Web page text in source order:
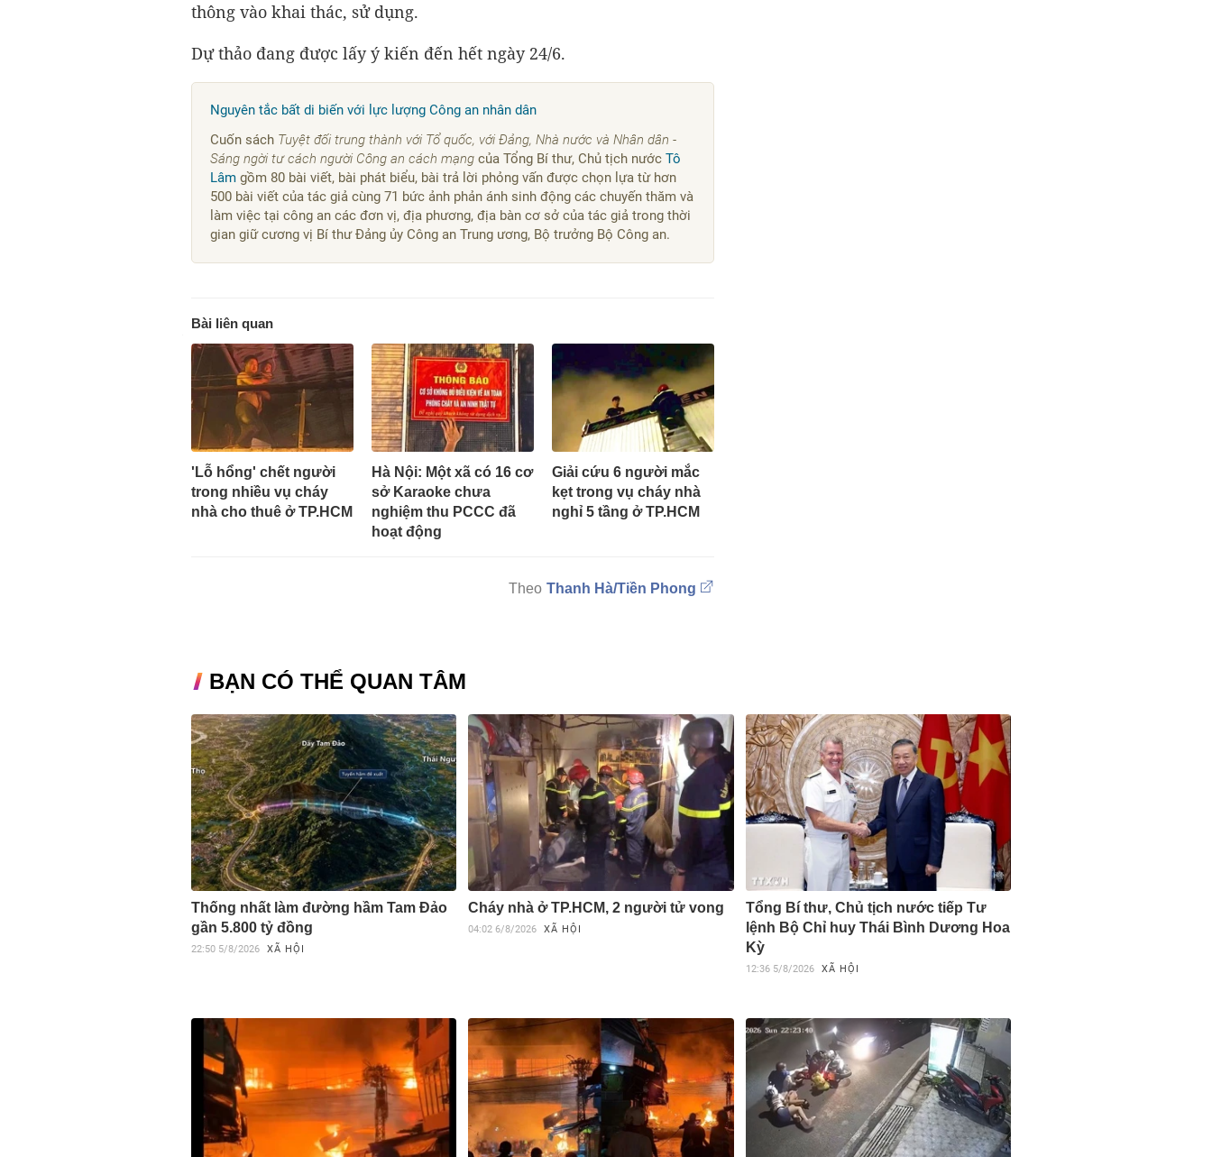
thông vào khai thác, sử dụng.
Dự thảo đang được lấy ý kiến đến hết ngày 24/6.
Nguyên tắc bất di biến với lực lượng Công an nhân dân
Cuốn sách Tuyệt đối trung thành với Tổ quốc, với Đảng, Nhà nước và Nhân dân -
Sáng ngời tư cách người Công an cách mạng của Tổng Bí thư, Chủ tịch nước Tô
Lâm gồm 80 bài viết, bài phát biểu, bài trả lời phỏng vấn được chọn lựa từ hơn
500 bài viết của tác giả cùng 71 bức ảnh phản ánh sinh động các chuyến thăm và
làm việc tại công an các đơn vị, địa phương, địa bàn cơ sở của tác giả trong thời
gian giữ cương vị Bí thư Đảng ủy Công an Trung ương, Bộ trưởng Bộ Công an.
Bài liên quan
'Lỗ hổng' chết người
trong nhiều vụ cháy
nhà cho thuê ở TP.HCM
Hà Nội: Một xã có 16 cơ
sở Karaoke chưa
nghiệm thu PCCC đã
hoạt động
Giải cứu 6 người mắc
kẹt trong vụ cháy nhà
nghỉ 5 tầng ở TP.HCM
Thanh Hà/Tiền Phong
BẠN CÓ THỂ QUAN TÂM
Thống nhất làm đường hầm Tam Đảo
gần 5.800 tỷ đồng
22:50 5/8/2026 XÃ HỘI
Cháy nhà ở TP.HCM, 2 người tử vong
04:02 6/8/2026 XÃ HỘI
Tổng Bí thư, Chủ tịch nước tiếp Tư
lệnh Bộ Chỉ huy Thái Bình Dương Hoa
Kỳ
12:36 5/8/2026 XÃ HỘI